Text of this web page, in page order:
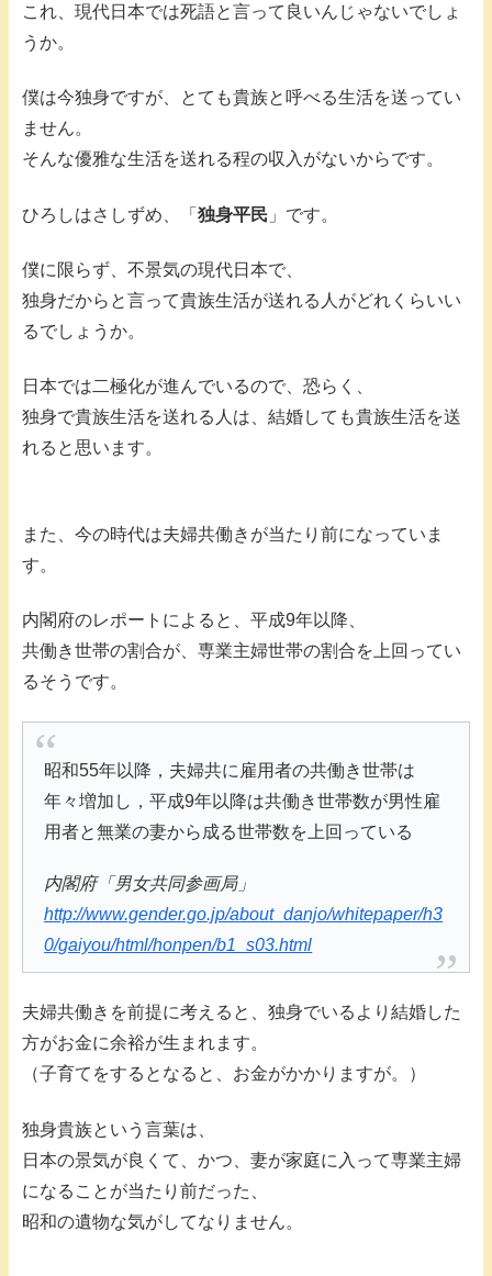
これ、現代日本では死語と言って良いんじゃないでしょ
うか。
僕は今独身ですが、とても貴族と呼べる生活を送ってい
ません。
そんな優雅な生活を送れる程の収入がないからです。
ひろしはさしずめ、「 独身平民 」です。
僕に限らず、不景気の現代日本で、
独身だからと言って貴族生活が送れる人がどれくらいい
るでしょうか。
日本では二極化が進んでいるので、恐らく、
独身で貴族生活を送れる人は、結婚しても貴族生活を送
れると思います。
また、今の時代は夫婦共働きが当たり前になっていま
す。
内閣府のレポートによると、平成9年以降、
共働き世帯の割合が、専業主婦世帯の割合を上回ってい
るそうです。
昭和55年以降，夫婦共に雇用者の共働き世帯は
年々増加し，平成9年以降は共働き世帯数が男性雇
用者と無業の妻から成る世帯数を上回っている
内閣府「男女共同参画局」
http://www.gender.go.jp/about_danjo/whitepaper/h3
0/gaiyou/html/honpen/b1_s03.html
夫婦共働きを前提に考えると、独身でいるより結婚した
方がお金に余裕が生まれます。
（子育てをするとなると、お金がかかりますが。）
独身貴族という言葉は、
日本の景気が良くて、かつ、妻が家庭に入って専業主婦
になることが当たり前だった、
昭和の遺物な気がしてなりません。